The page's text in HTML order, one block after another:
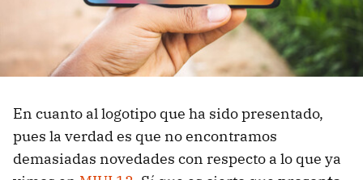
En cuanto al logotipo que ha sido presentado,
pues la verdad es que no encontramos
demasiadas novedades con respecto a lo que ya